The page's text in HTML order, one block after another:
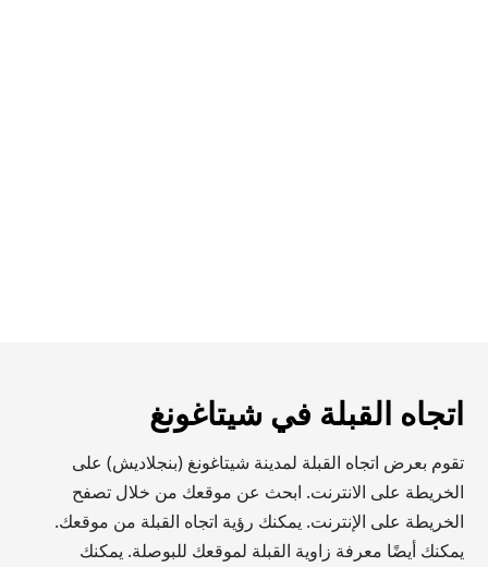
اتجاه القبلة في شيتاغونغ
تقوم بعرض اتجاه القبلة لمدينة شيتاغونغ (بنجلاديش) على
الخريطة على الانترنت. ابحث عن موقعك من خلال تصفح
الخريطة على الإنترنت. يمكنك رؤية اتجاه القبلة من موقعك.
يمكنك أيضًا معرفة زاوية القبلة لموقعك للبوصلة. يمكنك